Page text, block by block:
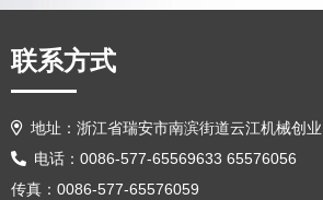
联系方式
地址：浙江省瑞安市南滨街道云江机械创
电话：0086-577-65569633 65576056
传真：0086-577-65576059